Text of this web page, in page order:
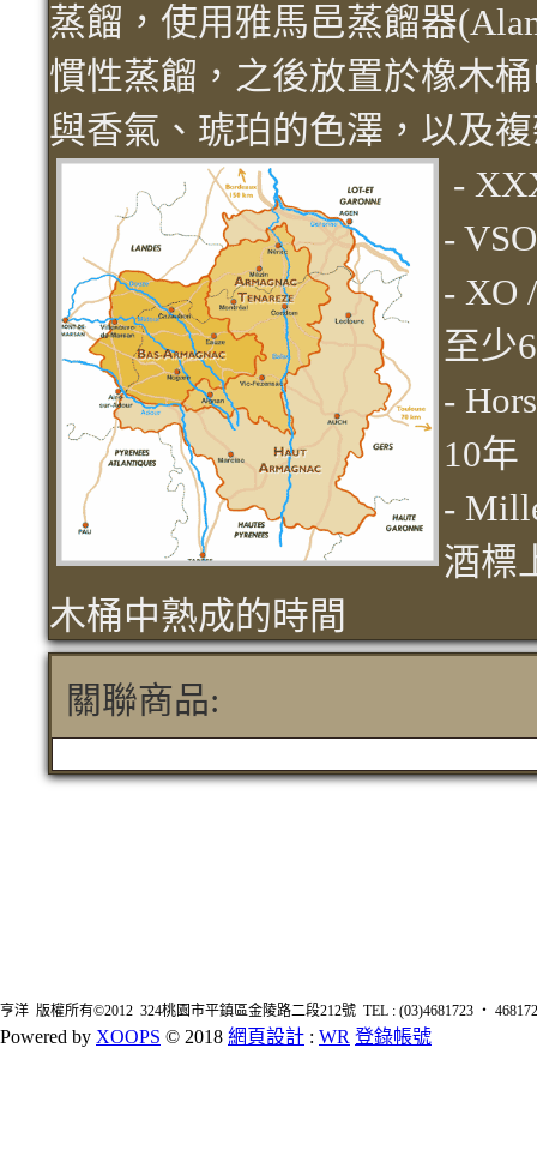
蒸餾，使用雅馬邑蒸餾器
慣性蒸餾，之後放置於橡木
與香氣、琥珀的色澤，以及
-
-
- XO
至少
-
10年
-
酒標
木桶中熟成的時間
關聯商品:
亨洋 版權所有©2012 324桃園市平鎮區金陵路二段212號 TEL : (03)4681723 ‧
Powered by XOOPS © 2018 網頁設計 : WR 登錄帳號